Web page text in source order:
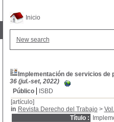
Inicio
New search
Implementación de servicios de
36 (jul.-set, 2022)
Público
ISBD
[artículo]
in Revista Derecho del Trabajo>
Título :